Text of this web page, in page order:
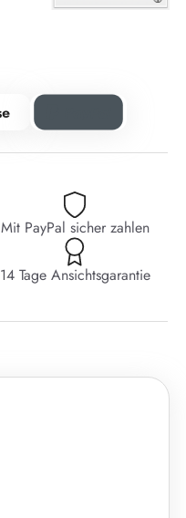
Mit PayPal sicher zahlen
14 Tage Ansichtsgarantie